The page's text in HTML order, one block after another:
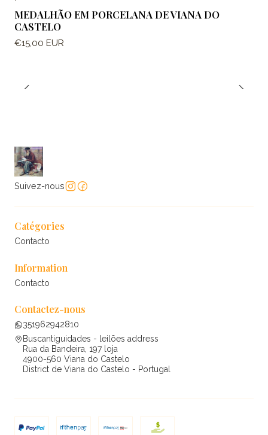
MEDALHÃO EM PORCELANA DE VIANA DO
CASTELO
€15,00 EUR
Suivez-nous
Catégories
Contacto
Information
Contacto
Contactez-nous
351962942810
Buscantiguidades - leilões address
Rua da Bandeira, 197 loja
4900-560 Viana do Castelo
District de Viana do Castelo - Portugal